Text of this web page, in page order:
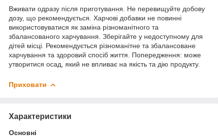
Вживати одразу після приготування. Не перевищуйте добову
дозу, що рекомендується. Харчові добавки не повинні
використовуватися як заміна різноманітного та
збалансованого харчування. Зберігайте у недоступному для
дітей місці. Рекомендується різноманітне та збалансоване
харчування та здоровий спосіб життя. Попередження: може
утворитися осад, який не впливає на якість та дію продукту.
Приховати
Характеристики
Основні